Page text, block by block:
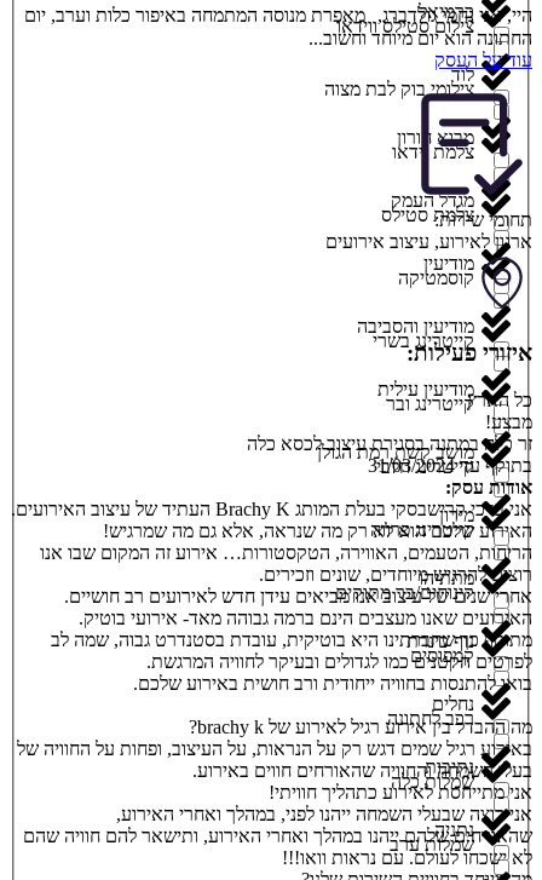
צילום סטילס ווידאו
צילומי בוק לבת מצוה
צלמת וידאו
צלמת סטילס
קוסמטיקה
קייטרינג בשרי
קייטרינג ובר
קייטרינג חלבי
קייטרינג פרווה
קינוחים/בר מתוקים
קמפוסים
רכב לחתונה
שמלות כלה
שמלות ערב
כרמיאל
לוד
מבוא חורון
מגדל העמק
מודיעין
מודיעין והסביבה
מודיעין עילית
מושב קשת רמת הגולן
מירון
מתתיהו
נוף כינרת
נחלים
נתיבות
נתניה
היי, אני נחמי גולדברג, מאפרת מנוסה המתמחה באיפור כלות וערב, יום
החתונה הוא יום מיוחד וחשוב...
עוד על העסק
תחומי שירות:
ארגון לאירוע, עיצוב אירועים
איזורי פעילות:
כל הארץ
מבצע!
זר כלה במתנה בסגירת עיצוב לכסא כלה
בתוקף עד 31/03/2024
אודות עסק:
אני ברכי קרישבסקי בעלת המותג Brachy K העתיד של עיצוב האירועים.
האירוע שלכם הוא לא רק מה שנראה, אלא גם מה שמרגיש!
הריחות, הטעמים, האווירה, הטקסטורות… אירוע זה המקום שבו אנו
רוצים להרגיש מיוחדים, שונים וזכירים.
אחרי שנים של עיצוב אנו מביאים עידן חדש לאירועים רב חושיים.
האירועים שאנו מעצבים הינם ברמה גבוהה מאד- אירועי בוטיק.
מתוקף כך שחברתינו היא בוטיקית, עובדת בסטנדרט גבוה, שמה לב
לפרטים הקטנים כמו לגדולים ובעיקר לחוויה המרגשת.
בואו להתנסות בחוויה ייחודית ורב חושית באירוע שלכם.
מה ההבדל בין אירוע רגיל לאירוע של brachy k?
באירוע רגיל שמים דגש רק על הנראות, על העיצוב, ופחות על החוויה של
בעלי השמחה והחוויה שהאורחים חווים באירוע.
אני מתייחסת לאירוע כתהליך חוויתי!
אני רוצה שבעלי השמחה ייהנו לפני, במהלך ואחרי האירוע,
שהאורחים שלהם ייהנו במהלך ואחרי האירוע, ותישאר להם חוויה שהם
לא ישכחו לעולם. עם נראות וואו!!!